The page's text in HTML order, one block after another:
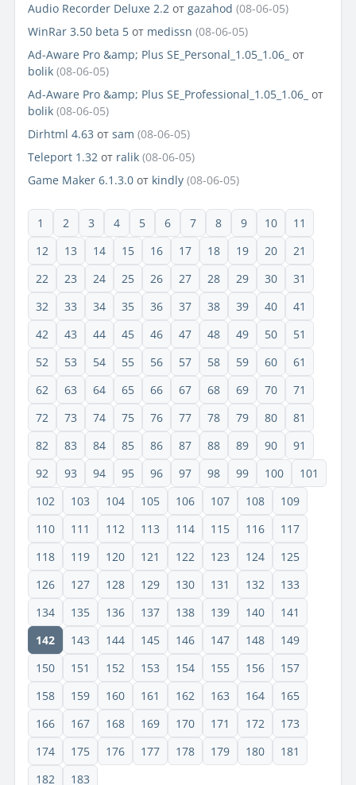
Audio Recorder Deluxe 2.2 от gazahod (08-06-05)
WinRar 3.50 beta 5 от medissn (08-06-05)
Ad-Aware Pro &amp; Plus SE_Personal_1.05_1.06_ от
bolik (08-06-05)
Ad-Aware Pro &amp; Plus SE_Professional_1.05_1.06_ от
bolik (08-06-05)
Dirhtml 4.63 от sam (08-06-05)
Teleport 1.32 от ralik (08-06-05)
Game Maker 6.1.3.0 от kindly (08-06-05)
1 2 3 4 5 6 7 8 9 10
11
12
13 14 15 16 17 18 19 20
21
22
23 24 25 26 27 28 29 30
31
32
33 34 35 36 37 38 39 40
41
42
43 44 45 46 47 48 49 50
51
52
53 54 55 56 57 58 59 60
61
62
63 64 65 66 67 68 69 70
71
72
73 74 75 76 77 78 79 80
81
82
83 84 85 86 87 88 89 90
91
92
93 94 95 96 97 98 99 100
101
102
103 104 105 106 107 108
109
110
111 112 113 114 115 116
117
118
119 120 121 122 123 124
125
126
127 128 129 130 131 132
133
134
135 136 137 138 139 140
141
142
143 144 145 146 147 148
149
150
151 152 153 154 155 156
157
158
159 160 161 162 163 164
165
166
167 168 169 170 171 172
173
174
175 176 177 178 179 180
181
182
183